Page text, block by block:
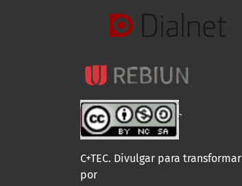
`
C+TEC. Divulgar para transformar
por